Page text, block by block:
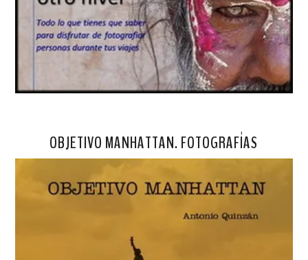
OBJETIVO MANHATTAN. FOTOGRAFÍAS